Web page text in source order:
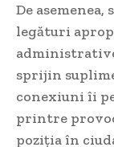
De
legături
sprijin
conexiuni îi
printre
poziția în